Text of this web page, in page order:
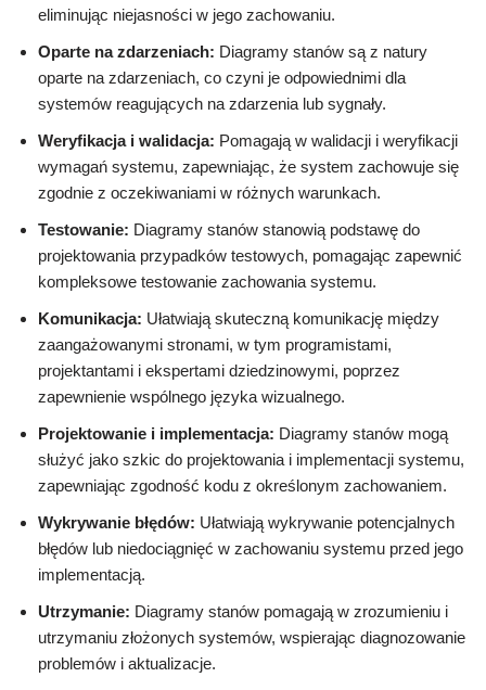
eliminując niejasności w jego zachowaniu.
Oparte na zdarzeniach: Diagramy stanów są z natury
oparte na zdarzeniach, co czyni je odpowiednimi dla
systemów reagujących na zdarzenia lub sygnały.
Weryfikacja i walidacja: Pomagają w walidacji i weryfikacji
wymagań systemu, zapewniając, że system zachowuje się
zgodnie z oczekiwaniami w różnych warunkach.
Testowanie: Diagramy stanów stanowią podstawę do
projektowania przypadków testowych, pomagając zapewnić
kompleksowe testowanie zachowania systemu.
Komunikacja: Ułatwiają skuteczną komunikację między
zaangażowanymi stronami, w tym programistami,
projektantami i ekspertami dziedzinowymi, poprzez
zapewnienie wspólnego języka wizualnego.
Projektowanie i implementacja: Diagramy stanów mogą
służyć jako szkic do projektowania i implementacji systemu,
zapewniając zgodność kodu z określonym zachowaniem.
Wykrywanie błędów: Ułatwiają wykrywanie potencjalnych
błędów lub niedociągnięć w zachowaniu systemu przed jego
implementacją.
Utrzymanie: Diagramy stanów pomagają w zrozumieniu i
utrzymaniu złożonych systemów, wspierając diagnozowanie
problemów i aktualizacje.